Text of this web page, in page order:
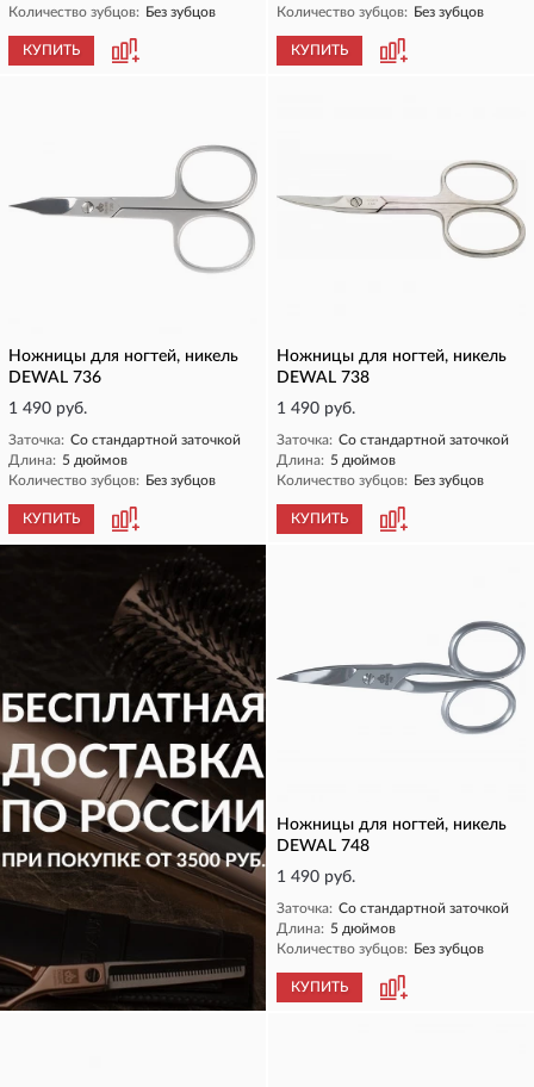
Количество зубцов: Без зубцов
КУПИТЬ
Количество зубцов: Без зубцов
КУПИТЬ
Ножницы для ногтей, никель
DEWAL 736
1 490 руб.
Заточка: Со стандартной заточкой
Длина: 5 дюймов
Количество зубцов: Без зубцов
КУПИТЬ
Ножницы для ногтей, никель
DEWAL 738
1 490 руб.
Заточка: Со стандартной заточкой
Длина: 5 дюймов
Количество зубцов: Без зубцов
КУПИТЬ
КУПИТЬ
Ножницы для ногтей, никель
DEWAL 748
1 490 руб.
Заточка: Со стандартной заточкой
Длина: 5 дюймов
Количество зубцов: Без зубцов
КУПИТЬ